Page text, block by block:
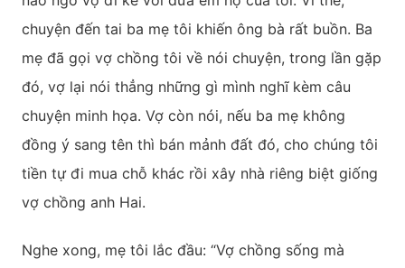
chuyện đến tai ba mẹ tôi khiến ông bà rất buồn. Ba
mẹ đã gọi vợ chồng tôi về nói chuyện, trong lần gặp
đó, vợ lại nói thẳng những gì mình nghĩ kèm câu
chuyện minh họa. Vợ còn nói, nếu ba mẹ không
đồng ý sang tên thì bán mảnh đất đó, cho chúng tôi
tiền tự đi mua chỗ khác rồi xây nhà riêng biệt giống
vợ chồng anh Hai.
Nghe xong, mẹ tôi lắc đầu: “Vợ chồng sống mà